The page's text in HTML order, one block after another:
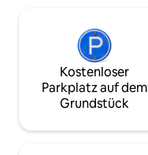
Kostenloser
Parkplatz auf dem
Grundstück